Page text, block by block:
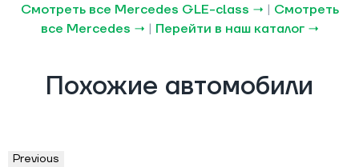
Смотреть все Mercedes GLE-class → | Смотреть
все Mercedes → | Перейти в наш каталог →
Похожие автомобили
Previous